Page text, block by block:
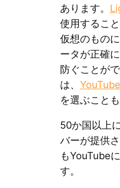
あります。
使用するこ
仮想のもの
ータが正確
防ぐことが
は、
を選ぶこと
50か国以上
バーが提供
もYouTube
す。